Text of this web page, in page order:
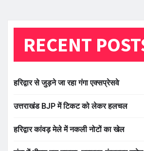
RECENT
हरिद्वार से जुड़ने जा रहा गंगा एक्सप्रेसवे
उत्तराखंड BJP में टिकट को लेकर हलचल
हरिद्वार कांवड़ मेले में नकली नोटों का खेल